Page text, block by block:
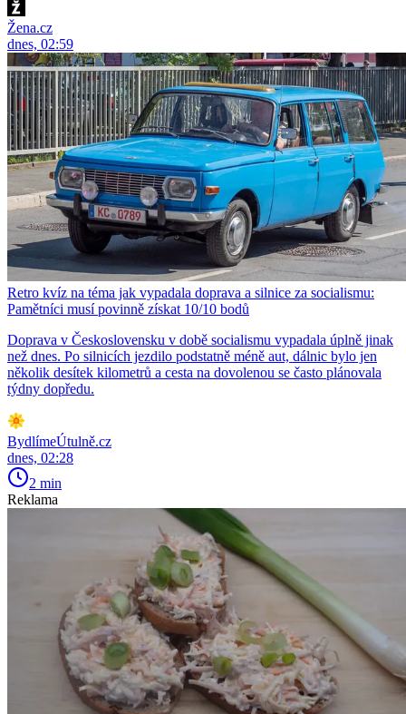
Žena.cz
dnes, 02:59
Retro kvíz na téma jak vypadala doprava a silnice za socialismu:
Pamětníci musí povinně získat 10/10 bodů
Doprava v Československu v době socialismu vypadala úplně jinak
než dnes. Po silnicích jezdilo podstatně méně aut, dálnic bylo jen
několik desítek kilometrů a cesta na dovolenou se často plánovala
týdny dopředu.
BydlímeÚtulně.cz
dnes, 02:28
2 min
Reklama